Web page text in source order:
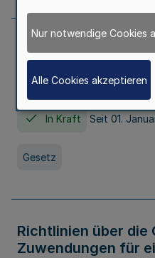
Erstes Gesetz zur
Kinder- und
KJHG -
In Kraft Seit 01.
Gesetz
Richtlinien über die
Zuwendungen für
Nur notwendige Cookies
Alle Cookies akzeptieren